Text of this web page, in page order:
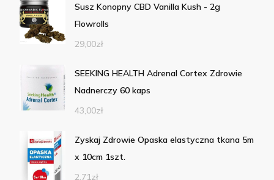
Susz Konopny CBD Vanilla Kush - 2g
Flowrolls
29,00zł
SEEKING HEALTH Adrenal Cortex Zdrowie
Nadnerczy 60 kaps
43,00zł
Zyskaj Zdrowie Opaska elastyczna tkana 5m
x 10cm 1szt.
2,71zł